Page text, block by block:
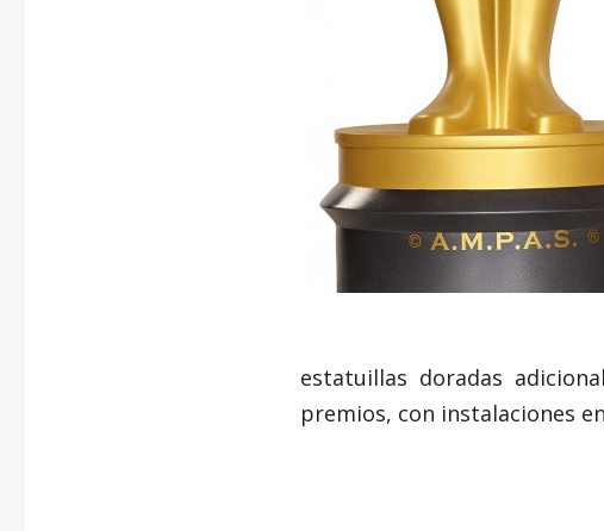
estatuillas doradas
premios, con instalaciones